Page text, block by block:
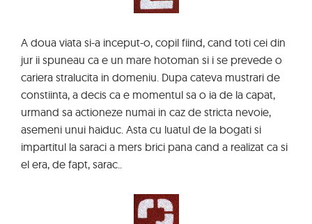
A doua viata si-a inceput-o, copil fiind, cand toti cei din
jur ii spuneau ca e un mare hotoman si i se prevede o
cariera stralucita in domeniu. Dupa cateva mustrari de
constiinta, a decis ca e momentul sa o ia de la capat,
urmand sa actioneze numai in caz de stricta nevoie,
asemeni unui haiduc. Asta cu luatul de la bogati si
impartitul la saraci a mers brici pana cand a realizat ca si
el era, de fapt, sarac..